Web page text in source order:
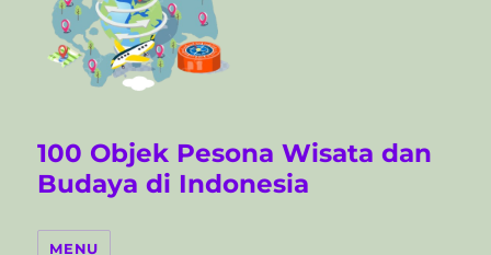
100 Objek Pesona Wisata dan
Budaya di Indonesia
MENU